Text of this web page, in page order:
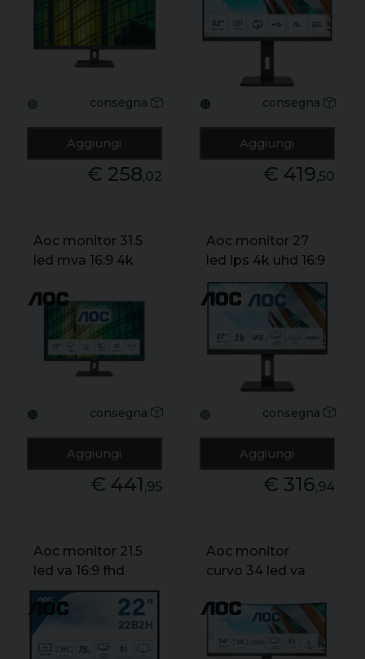
🟢 consegna
Aggiungi
€ 258,02
multimediale
🟠 consegna
Aggiungi
€ 419,50
Aoc monitor 31.5
led mva 16:9 4k
cdm. dp/hdmi.
multimediale
🟠 consegna
Aggiungi
€ 441 ,95
Aoc monitor 27
led ips 4k uhd 16:9
350 cdm. usb-c.
dp/hdmi. pivot.
multimediale
🟢 consegna
Aggiungi
€ 316,94
Aoc monitor 21.5
led va 16:9 fhd
4ms 200 cdm.
vga/hdmi
Aoc monitor
curvo 34 led va
cdm. hdmi/dp.
multimediale